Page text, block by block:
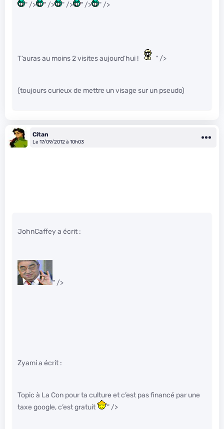
" /> " /> " /> " /> " />
T’auras au moins 2 visites aujourd’hui ! " />
(toujours curieux de mettre un visage sur un pseudo)
Citan
Le 17/09/2012 à 10h03
JohnCaffey a écrit :
" />
Zyami a écrit :
Topic à La Con pour ta culture et c’est pas financé par une
taxe google, c’est gratuit
" />